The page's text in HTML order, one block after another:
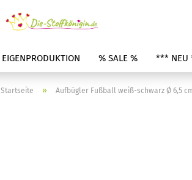
EIGENPRODUKTION % SALE % *** NEU
Startseite » Aufbügler Fußball weiß-schwarz Ø 6,5